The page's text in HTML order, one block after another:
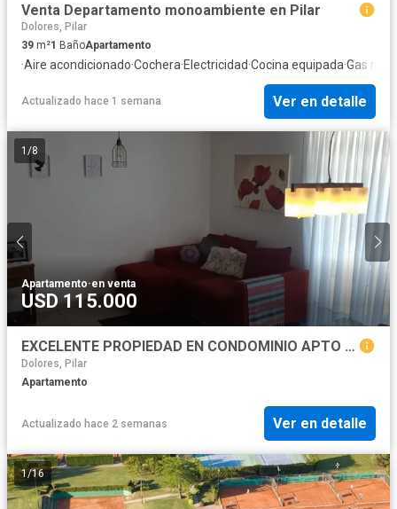
Venta Departamento monoambiente en Pilar
Dolores, Pilar
39 m²1 BañoApartamento
·Aire acondicionado·Cochera·Electricidad·Cocina equipada·Gas
Actualizado hace 1 semana Ver en detalle
1 /8
Apartamento·en venta
USD 115.000
EXCELENTE PROPIEDAD EN CONDOMINIO APTO CREDITO HIPOTECARIO, DEPARTAMENTO TRES ABIENTES DE 70 METROS CUADRADOS PRIMER PISO, COCHERA, DECK PISCINA
Dolores, Pilar
Apartamento
Actualizado hace 2 semanas Ver en detalle
1/16